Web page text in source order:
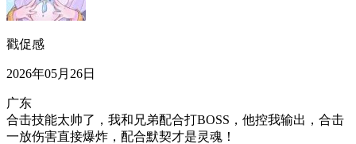
戳促感
2026年05月26日
广东
合击技能太帅了，我和兄弟配合打BOSS，他控我输出，合击
一放伤害直接爆炸，配合默契才是灵魂！